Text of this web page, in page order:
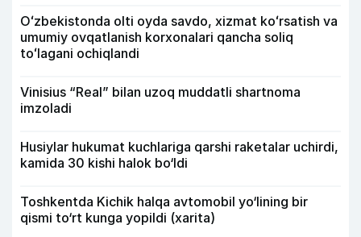
Oʻzbekistonda olti oyda savdo, xizmat koʻrsatish va
umumiy ovqatlanish korxonalari qancha soliq
toʻlagani ochiqlandi
Vinisius “Real” bilan uzoq muddatli shartnoma
imzoladi
Husiylar hukumat kuchlariga qarshi raketalar uchirdi,
kamida 30 kishi halok bo‘ldi
Toshkentda Kichik halqa avtomobil yo‘lining bir
qismi to‘rt kunga yopildi (xarita)